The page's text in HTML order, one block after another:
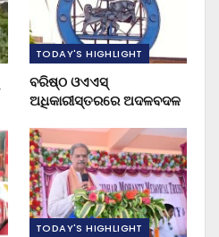
TODAY'S HIGHLIGHT
ବରିଷ୍ଠ ଓଏଏସ୍‌
ଅଧିକାରୀସ୍ତରରେ ଅଦଳବଦଳ
TODAY'S HIGHLIGHT